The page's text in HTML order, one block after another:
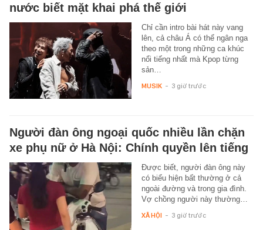
nước biết mặt khai phá thế giới
Chỉ cần intro bài hát này vang
lên, cả châu Á có thể ngân nga
theo một trong những ca khúc
nổi tiếng nhất mà Kpop từng
sản…
MUSIK - 3 giờ trước
Người đàn ông ngoại quốc nhiều lần chặn
xe phụ nữ ở Hà Nội: Chính quyền lên tiếng
Được biết, người đàn ông này
có biểu hiện bất thường ở cả
ngoài đường và trong gia đình.
Vợ chồng người này thường…
XÃ HỘI - 3 giờ trước